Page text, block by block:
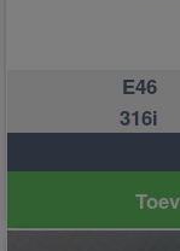
E46
316i